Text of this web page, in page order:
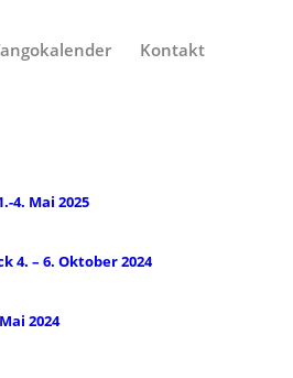
Kontakt
4. Mai 2025
4. – 6. Oktober 2024
2024